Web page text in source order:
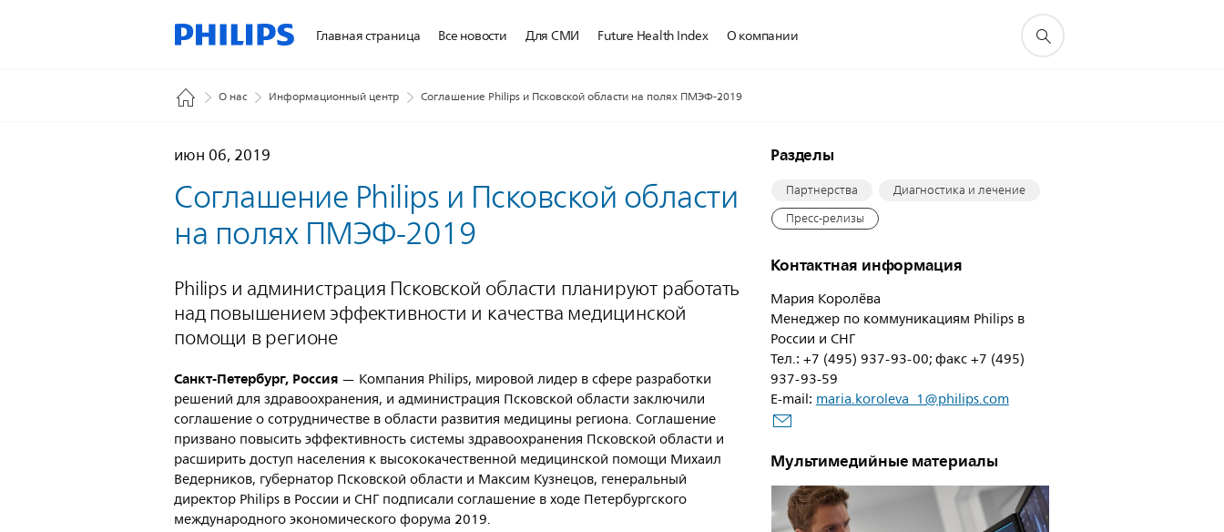
Главная страница Все новости Для СМИ Future Health Index О компании
О нас Информационный центр Соглашение Philips и Псковской области на полях ПМЭФ-2019
июн 06, 2019
Соглашение Philips и Псковской области
на полях ПМЭФ-2019
Philips и администрация Псковской области планируют работать
над повышением эффективности и качества медицинской
помощи в регионе
Санкт-Петербург, Россия — Компания Philips, мировой лидер в сфере разработки
решений для здравоохранения, и администрация Псковской области заключили
соглашение о сотрудничестве в области развития медицины региона. Соглашение
призвано повысить эффективность системы здравоохранения Псковской области и
расширить доступ населения к высококачественной медицинской помощи Михаил
Ведерников, губернатор Псковской области и Максим Кузнецов, генеральный
директор Philips в России и СНГ подписали соглашение в ходе Петербургского
международного экономического форума 2019.
Разделы
Партнерства
Диагностика и лечение
Пресс-релизы
Контактная информация
Мария Королёва
Менеджер по коммуникациям Philips в
России и СНГ
Тел.: +7 (495) 937-93-00; факс +7 (495)
937-93-59
E-mail:maria.koroleva_1@philips.com
Мультимедийные материалы